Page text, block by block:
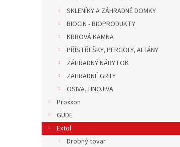
SKLENÍKY A ZÁHRADNÉ DOMKY
BIOCIN - BIOPRODUKTY
KRBOVÁ KAMNA
PŘÍSTŘEŠKY, PERGOLY, ALTÁNY
ZÁHRADNÝ NÁBYTOK
ZAHRADNÉ GRILY
OSIVA, HNOJIVA
Proxxon
GÜDE
Extol
Drobný tovar